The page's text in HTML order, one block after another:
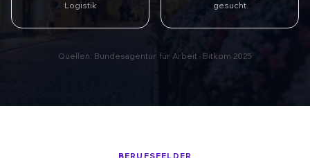
Logistik
gesucht
Quellen: Bundesagentur für Arbeit · Bitkom 2025
BERUFSFELDER